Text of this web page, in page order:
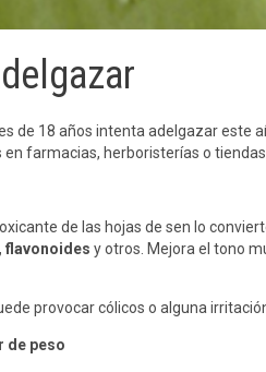
de 18 años intenta adelgazar este
farmacias, herboristerías o
de las hojas de sen lo
flavonoides y otros. Mejora el tono
provocar cólicos o alguna
de peso